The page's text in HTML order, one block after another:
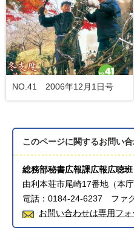
NO.41 2006年12月1日号
このページに関するお問い
総務部秘書広報課広報広聴班
由利本荘市尾崎17番地（本庁
電話：0184-24-6237 ファ
お問い合わせは専用フォ